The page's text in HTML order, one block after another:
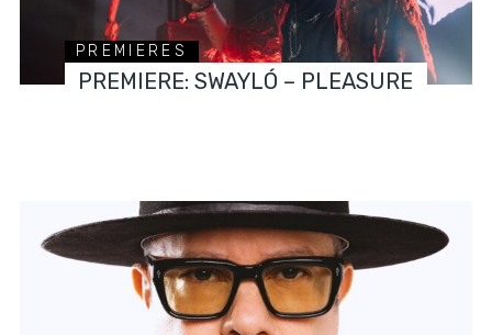
PREMIERES
PREMIERE: SWAYLÓ – PLEASURE